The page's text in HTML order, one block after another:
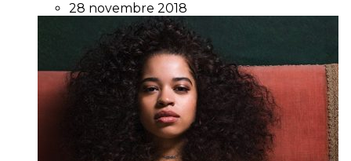
28 novembre 2018